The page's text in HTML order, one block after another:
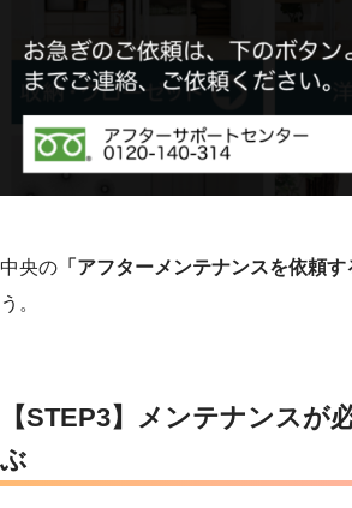
中央の 「アフターメンテナンスを依頼す
う。
【STEP3】メンテナンスが
ぶ